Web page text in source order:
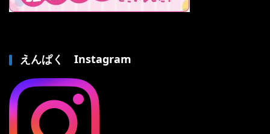
えんぱく Instagram